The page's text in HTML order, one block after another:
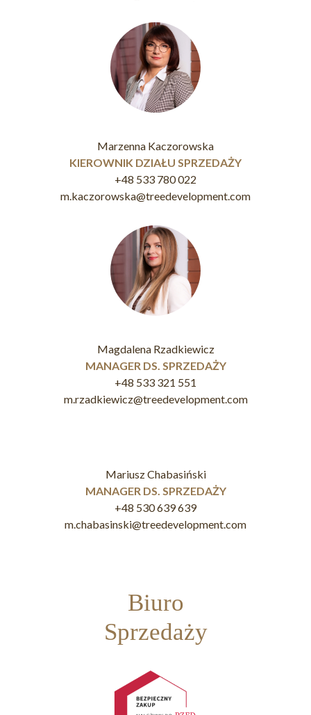
Marzenna Kaczorowska
KIEROWNIK DZIAŁU SPRZEDAŻY
+48 533 780 022
m.kaczorowska@treedevelopment.com
Magdalena Rzadkiewicz
MANAGER DS. SPRZEDAŻY
+48 533 321 551
m.rzadkiewicz@treedevelopment.com
Mariusz Chabasiński
MANAGER DS. SPRZEDAŻY
+48 530 639 639
m.chabasinski@treedevelopment.com
Biuro
Sprzedaży